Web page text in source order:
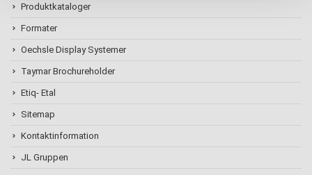
Produktkataloger
Formater
Oechsle Display Systemer
Taymar Brochureholder
Etiq- Etal
Sitemap
Kontaktinformation
JL Gruppen